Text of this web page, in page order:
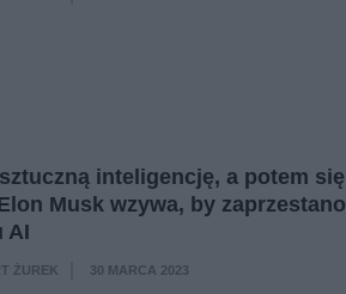
inteligencję, a potem się
Musk wzywa, by zaprzestano
AI
ŻUREK 30 MARCA 2023